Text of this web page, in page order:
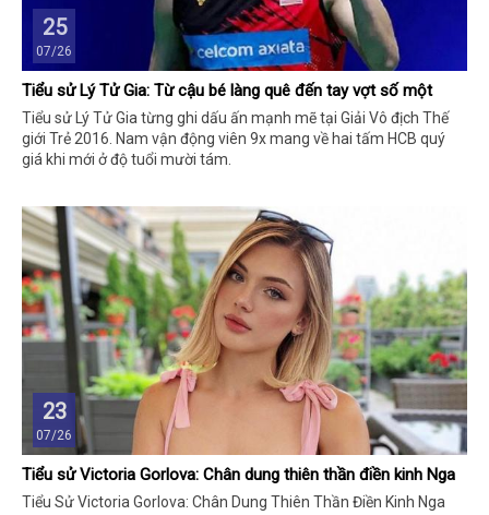
25
07/26
Tiểu sử Lý Tử Gia: Từ cậu bé làng quê đến tay vợt số một
Tiểu sử Lý Tử Gia từng ghi dấu ấn mạnh mẽ tại Giải Vô địch Thế
giới Trẻ 2016. Nam vận động viên 9x mang về hai tấm HCB quý
giá khi mới ở độ tuổi mười tám.
23
07/26
Tiểu sử Victoria Gorlova: Chân dung thiên thần điền kinh Nga
Tiểu Sử Victoria Gorlova: Chân Dung Thiên Thần Điền Kinh Nga